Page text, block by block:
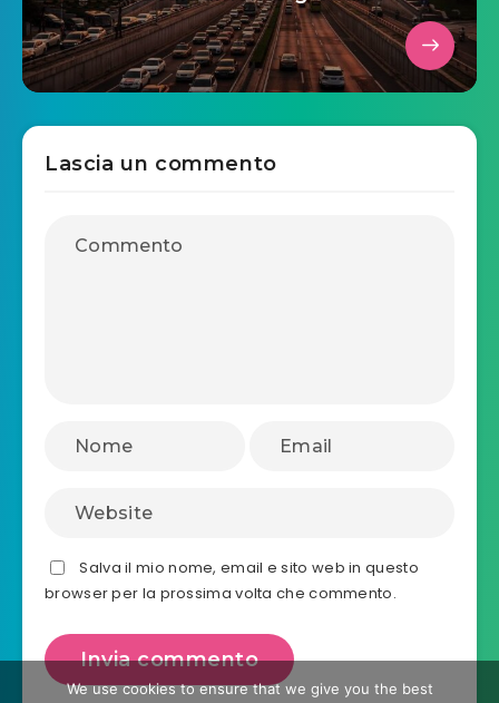
Lascia un commento
Salva il mio nome, email e sito web in questo
browser per la prossima volta che commento.
We use cookies to ensure that we give you the best